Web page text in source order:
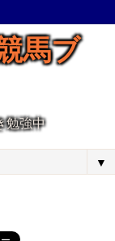
馬ブ
勉強中
▼